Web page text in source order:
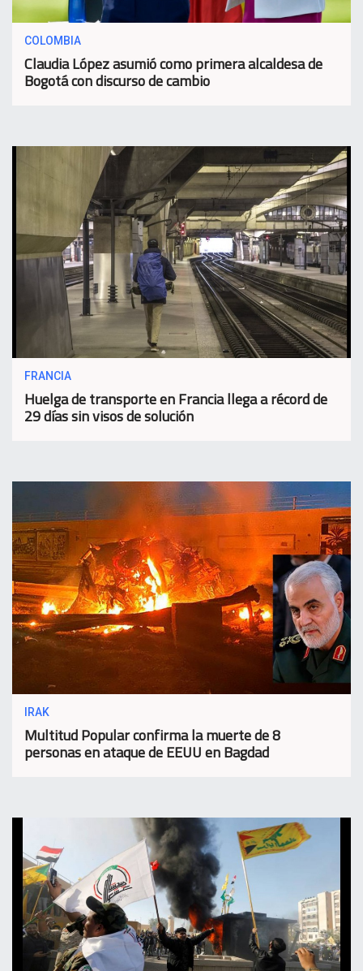
COLOMBIA
Claudia López asumió como primera alcaldesa de
Bogotá con discurso de cambio
FRANCIA
Huelga de transporte en Francia llega a récord de
29 días sin visos de solución
IRAK
Multitud Popular confirma la muerte de 8
personas en ataque de EEUU en Bagdad